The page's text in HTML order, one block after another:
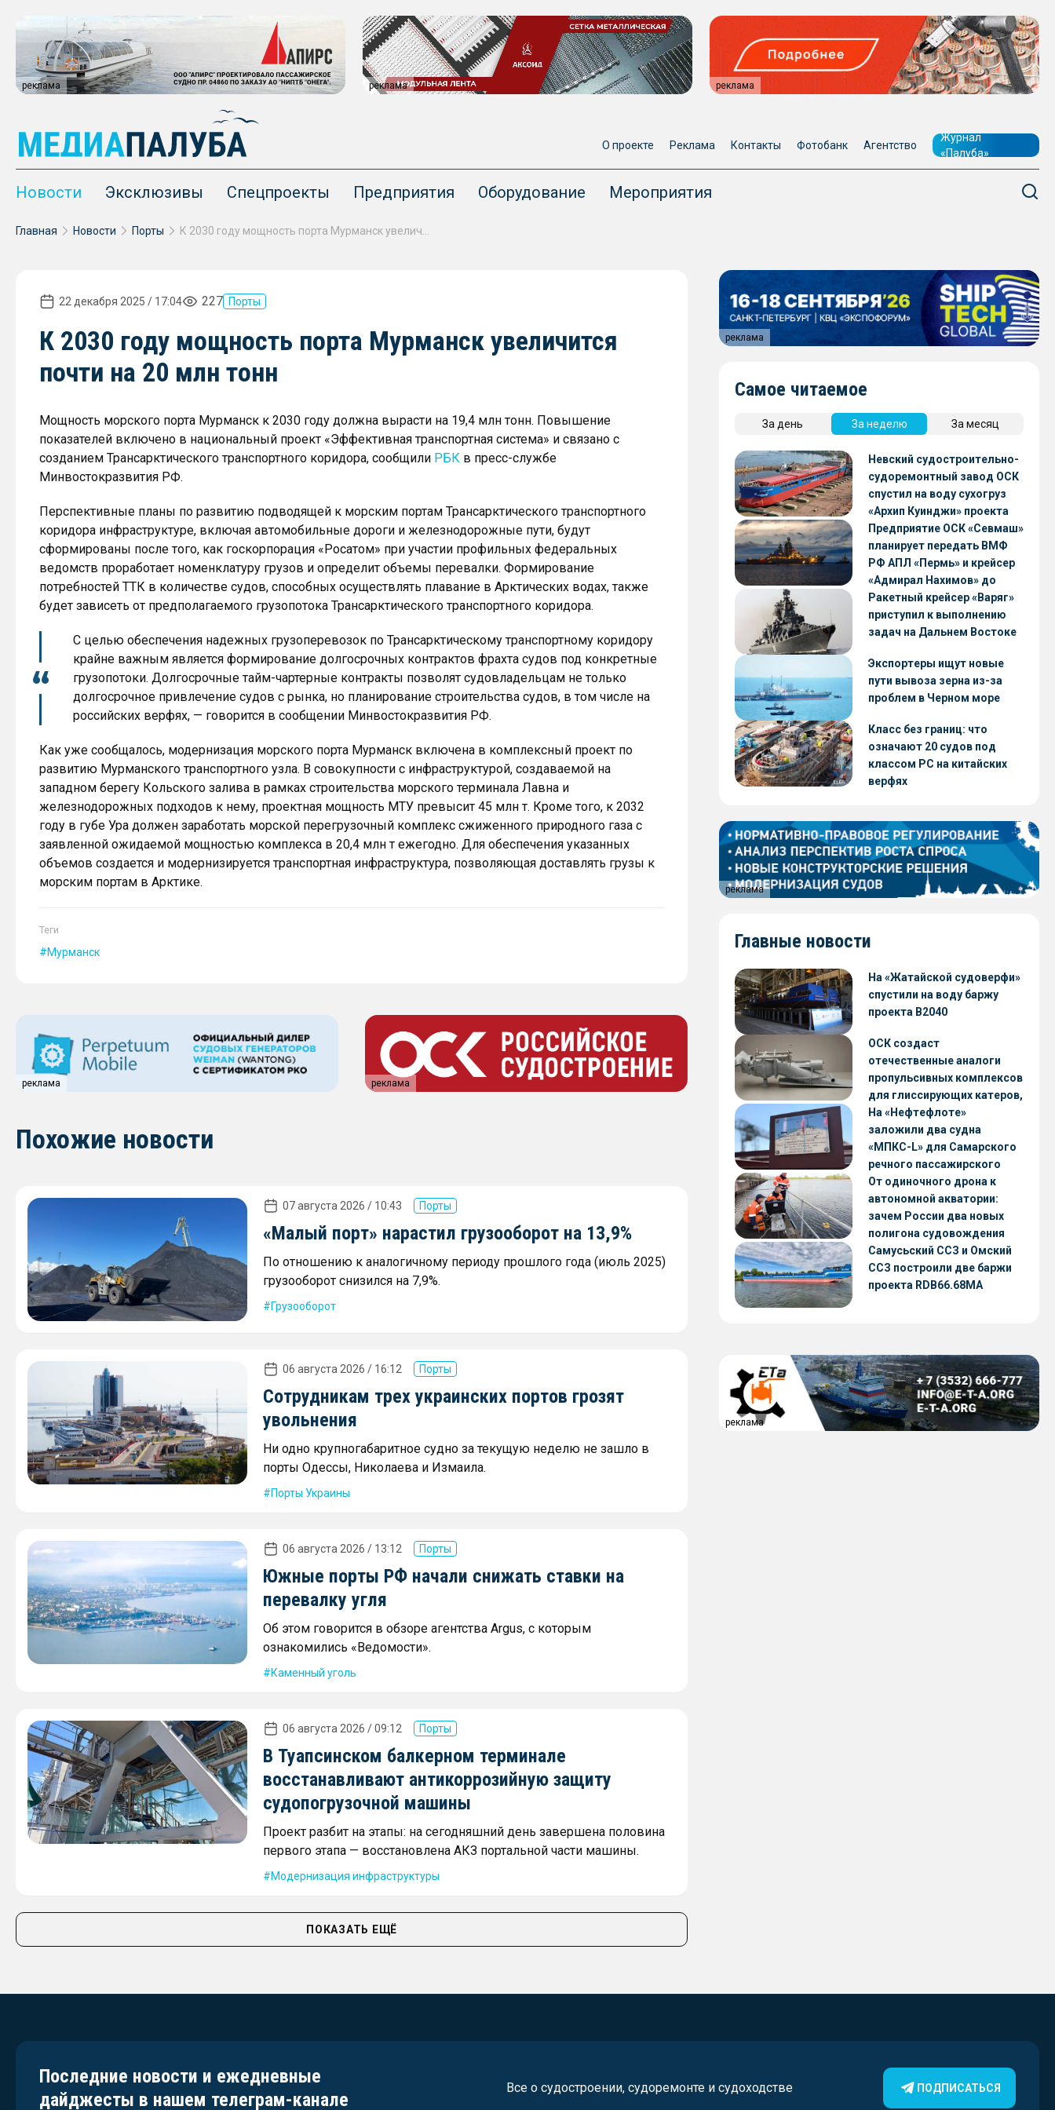
реклама реклама реклама
О проекте Реклама Контакты Фотобанк Агентство
Журнал
«Палуба»
Новости Эксклюзивы Спецпроекты Предприятия Оборудование Мероприятия
Главная Новости Порты
22 декабря 2025 / 17:04 227 Порты
К 2030 году мощность порта Мурманск увеличится
почти на 20 млн тонн
Мощность морского порта Мурманск к 2030 году должна вырасти на 19,4 млн тонн. Повышение
показателей включено в национальный проект «Эффективная транспортная система» и связано с
созданием Трансарктического транспортного коридора, сообщили РБК в пресс-службе
Минвостокразвития РФ.
Перспективные планы по развитию подводящей к морским портам Трансарктического транспортного
коридора инфраструктуре, включая автомобильные дороги и железнодорожные пути, будут
сформированы после того, как госкорпорация «Росатом» при участии профильных федеральных
ведомств проработает номенклатуру грузов и определит объемы перевалки. Формирование
потребностей ТТК в количестве судов, способных осуществлять плавание в Арктических водах, также
будет зависеть от предполагаемого грузопотока Трансарктического транспортного коридора.
С целью обеспечения надежных грузоперевозок по Трансарктическому транспортному коридору
крайне важным является формирование долгосрочных контрактов фрахта судов под конкретные
грузопотоки. Долгосрочные тайм-чартерные контракты позволят судовладельцам не только
долгосрочное привлечение судов с рынка, но планирование строительства судов, в том числе на
российских верфях, — говорится в сообщении Минвостокразвития РФ.
Как уже сообщалось, модернизация морского порта Мурманск включена в комплексный проект по
развитию Мурманского транспортного узла. В совокупности с инфраструктурой, создаваемой на
западном берегу Кольского залива в рамках строительства морского терминала Лавна и
железнодорожных подходов к нему, проектная мощность МТУ превысит 45 млн т. Кроме того, к 2032
году в губе Ура должен заработать морской перегрузочный комплекс сжиженного природного газа с
заявленной ожидаемой мощностью комплекса в 20,4 млн т ежегодно. Для обеспечения указанных
объемов создается и модернизируется транспортная инфраструктура, позволяющая доставлять грузы к
морским портам в Арктике.
Теги
Мурманск
реклама реклама
Похожие новости
07 августа 2026 / 10:43 Порты
«Малый порт» нарастил грузооборот на 13,9%
По отношению к аналогичному периоду прошлого года (июль 2025)
грузооборот снизился на 7,9%.
Грузооборот
06 августа 2026 / 16:12 Порты
Сотрудникам трех украинских портов грозят
увольнения
Ни одно крупногабаритное судно за текущую неделю не зашло в
порты Одессы, Николаева и Измаила.
Порты Украины
06 августа 2026 / 13:12 Порты
Южные порты РФ начали снижать ставки на
перевалку угля
Об этом говорится в обзоре агентства Argus, с которым
ознакомились «Ведомости».
Каменный уголь
06 августа 2026 / 09:12 Порты
В Туапсинском балкерном терминале
восстанавливают антикоррозийную защиту
судопогрузочной машины
Проект разбит на этапы: на сегодняшний день завершена половина
первого этапа — восстановлена АКЗ портальной части машины.
Модернизация инфраструктуры
ПОКАЗАТЬ ЕЩЁ
реклама
Самое читаемое
За день За неделю За месяц
Невский судостроительно-
судоремонтный завод ОСК
спустил на воду сухогруз
«Архип Куинджи» проекта
RSD59
Предприятие ОСК «Севмаш»
планирует передать ВМФ
РФ АПЛ «Пермь» и крейсер
«Адмирал Нахимов» до
конца 2026 года
Ракетный крейсер «Варяг»
приступил к выполнению
задач на Дальнем Востоке
Экспортеры ищут новые
пути вывоза зерна из-за
проблем в Черном море
Класс без границ: что
означают 20 судов под
классом РС на китайских
верфях
реклама
Главные новости
На «Жатайской судоверфи»
спустили на воду баржу
проекта В2040
ОСК создаст
отечественные аналоги
пропульсивных комплексов
для глиссирующих катеров,
скоростных судов и судов с
малой осадкой
На «Нефтефлоте»
заложили два судна
«МПКС-L» для Самарского
речного пассажирского
предприятия
От одиночного дрона к
автономной акватории:
зачем России два новых
полигона судовождения
Самусьский ССЗ и Омский
ССЗ построили две баржи
проекта RDB66.68МА
реклама
Последние новости и ежедневные
дайджесты в нашем телеграм-канале
Все о судостроении, судоремонте и судоходстве ПОДПИСАТЬСЯ